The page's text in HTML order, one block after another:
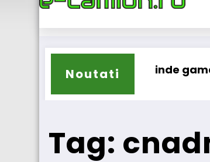
Noutati
Sailun își extinde gama de
Tag: